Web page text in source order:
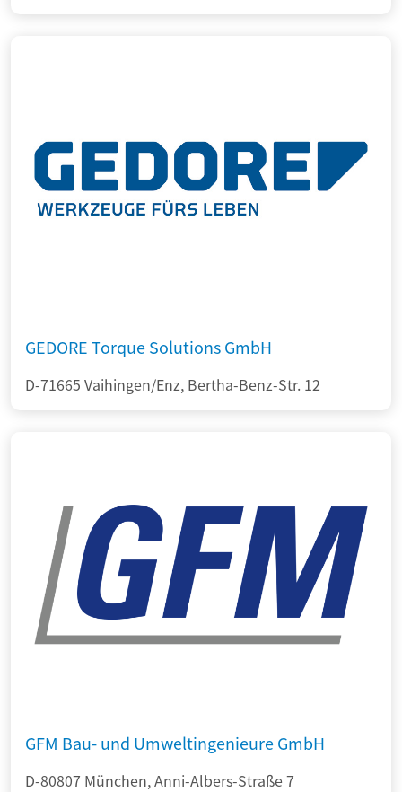
GEDORE Torque Solutions GmbH
D-71665 Vaihingen/Enz, Bertha-Benz-Str. 12
GFM Bau- und Umweltingenieure GmbH
D-80807 München, Anni-Albers-Straße 7